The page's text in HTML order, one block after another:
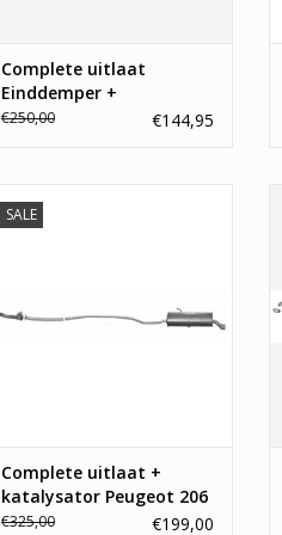
Complete uitlaat
Einddemper +
Middendemper Peugeot
€250,00 €144,95
SALE
Nieuw uitlaatsysteem Peugeot
Complete uitlaat +
katalysator Peugeot 206
1.4
€325,00 €199,00